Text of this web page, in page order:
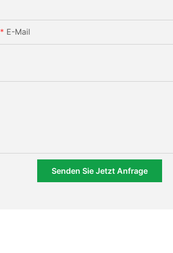
E-Mail
Senden Sie Jetzt Anfrage